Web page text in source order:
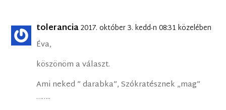
tolerancia2017. október 3. kedd-n 08:31 közelében
Éva,
köszönöm a választ.
Ami neked ” darabka”, Szókratésznek „mag”
……..